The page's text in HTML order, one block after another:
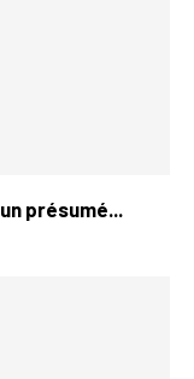
présumé...